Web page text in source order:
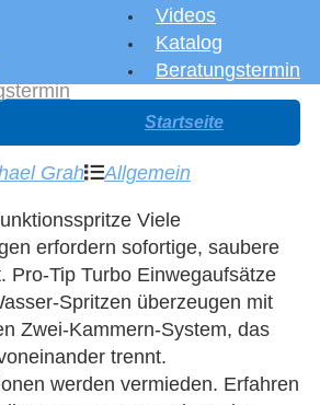
Videos
Katalog
Beratungstermin
Startseite
Grah Allgemein
Viele
erfordern sofortige, saubere
Pro-Tip Turbo Einwegaufsätze
Spritzen überzeugen mit
Zwei-Kammern-System, das
trennt.
werden vermieden. Erfahren